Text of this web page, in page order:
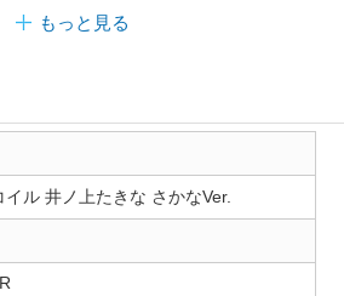
もっと見る
ル 井ノ上たきな さかなVer.